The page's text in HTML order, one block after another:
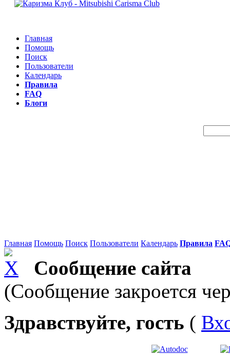
Главная
Помощь
Поиск
Пользователи
Календарь
Правила
FAQ
Блоги
Главная Помощь Поиск Пользователи Календарь Правила
Сообщение сайта
(Сообщение закроется
Здравствуйте, гость (